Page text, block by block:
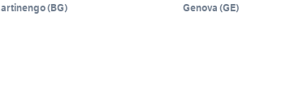
(BG) Genova (GE)